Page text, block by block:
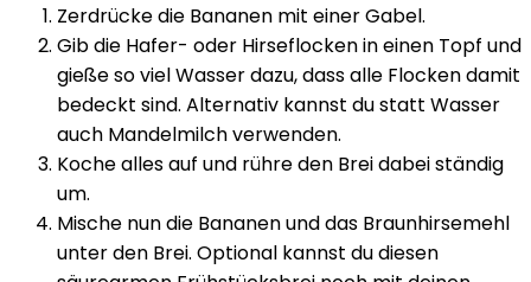
Zerdrücke die Bananen mit einer Gabel.
Gib die Hafer- oder Hirseflocken in einen Topf und
gieße so viel Wasser dazu, dass alle Flocken damit
bedeckt sind. Alternativ kannst du statt Wasser
auch Mandelmilch verwenden.
Koche alles auf und rühre den Brei dabei ständig
um.
Mische nun die Bananen und das Braunhirsemehl
unter den Brei. Optional kannst du diesen